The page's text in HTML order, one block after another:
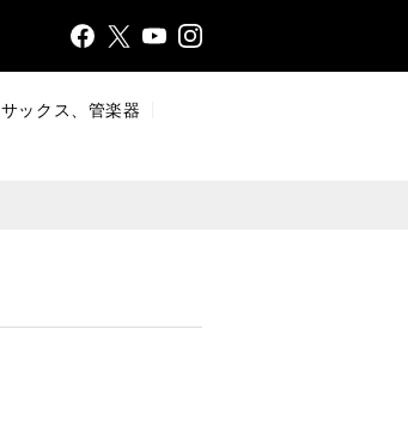
FaceX
YouTInsta
サックス、管楽器